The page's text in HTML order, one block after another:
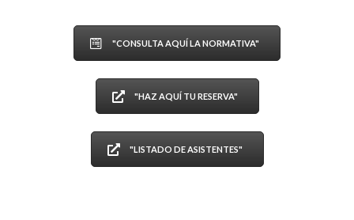
"CONSULTA AQUÍ LA NORMATIVA"
"HAZ AQUÍ TU RESERVA"
"LISTADO DE ASISTENTES"